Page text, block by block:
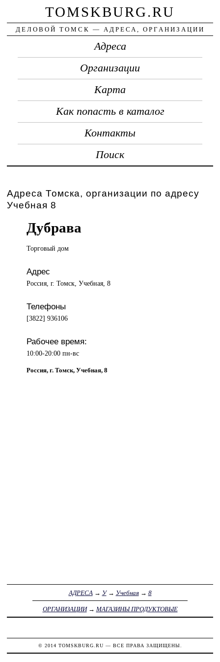
TOMSKBURG.RU
ДЕЛОВОЙ ТОМСК — АДРЕСА, ОРГАНИЗАЦИИ
Адреса
Организации
Карта
Как попасть в каталог
Контакты
Поиск
Адреса Томска, организации по адресу
Учебная 8
Дубрава
Торговый дом
Адрес
Россия, г. Томск, Учебная, 8
Телефоны
[3822] 936106
Рабочее время:
10:00-20:00 пн-вс
Россия, г. Томск, Учебная, 8
АДРЕСА → У→ Учебная→ 8
ОРГАНИЗАЦИИ→ МАГАЗИНЫ ПРОДУКТОВЫЕ
© 2014 TOMSKBURG.RU — ВСЕ ПРАВА ЗАЩИЩЕНЫ.